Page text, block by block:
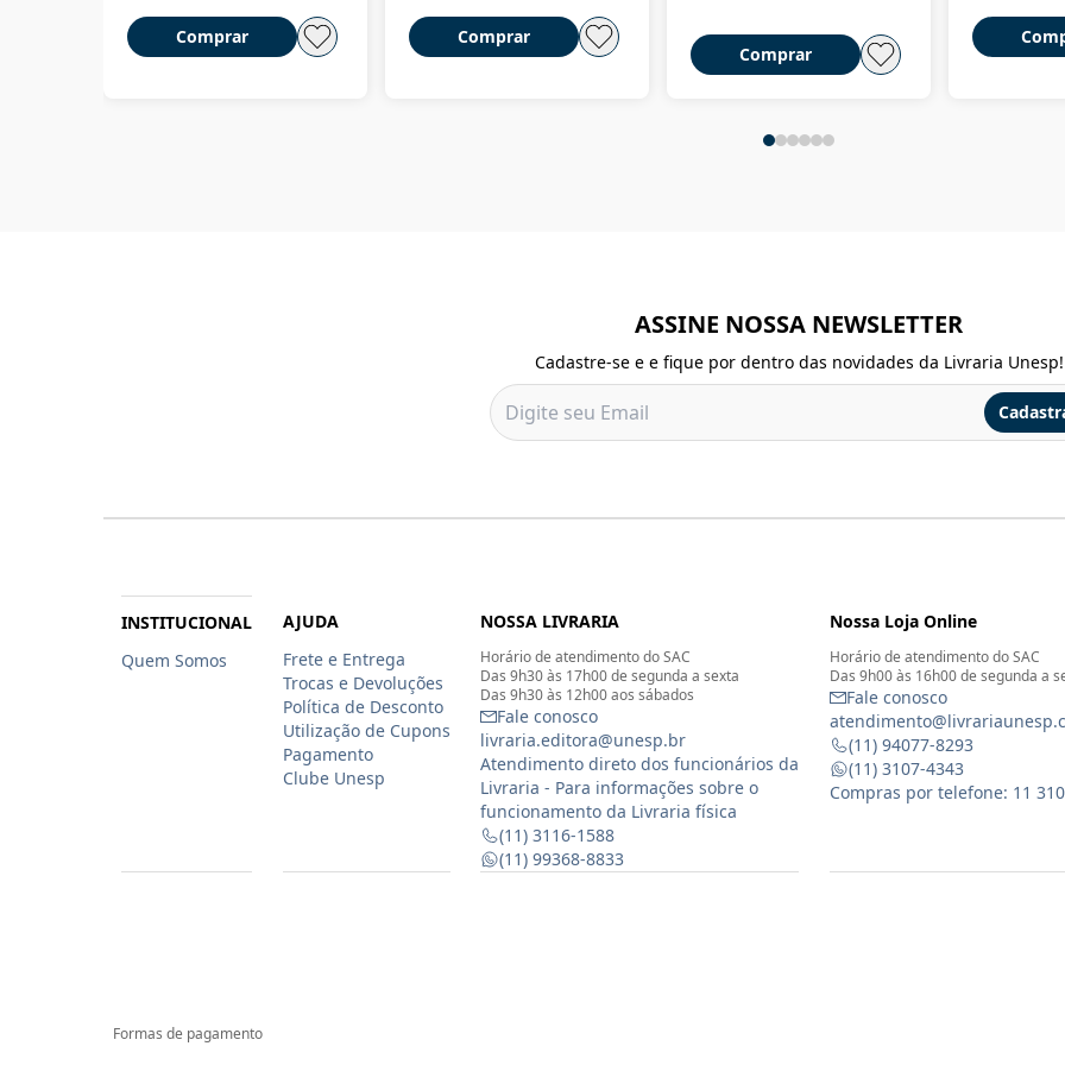
Comprar Comprar
Comprar
ASSINE NOSSA NEWSLETTER
Cadastre-se e e fique por dentro das novidades da Livraria Unesp!
INSTITUCIONAL
Quem Somos
AJUDA
Frete e Entrega
Trocas e Devoluções
Política de Desconto
Utilização de Cupons
Pagamento
Clube Unesp
NOSSA LIVRARIA
Horário de atendimento do SAC
Das 9h30 às 17h00 de segunda a sexta
Das 9h30 às 12h00 aos sábados
Fale conosco
livraria.editora@unesp.br
Atendimento direto dos funcionários da
Livraria - Para informações sobre o
funcionamento da Livraria física
(11) 3116-1588
(11) 99368-8833
Nossa Loja Online
Horário de atendimento do SAC
Das 9h00 às 16h00 de segunda a
Fale conosco
(11) 94077-8293
(11) 3107-4343
Compras por telefone: 11
Formas de pagamento